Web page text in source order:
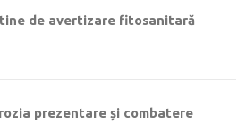
de avertizare fitosanitară
prezentare și combatere